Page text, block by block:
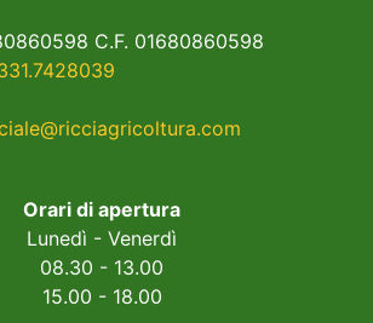
C.F. 01680860598
Orari di apertura
Lunedì - Venerdì
08.30 - 13.00
15.00 - 18.00